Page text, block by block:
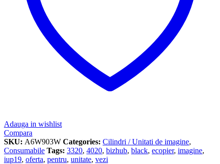
Adauga in wishlist
Compara
SKU: A6W903W Categories: Cilindri / Unitati de imagine,
Consumabile Tags: 3320, 4020, bizhub, black, ecopier, imagine,
iup19, oferta, pentru, unitate, vezi